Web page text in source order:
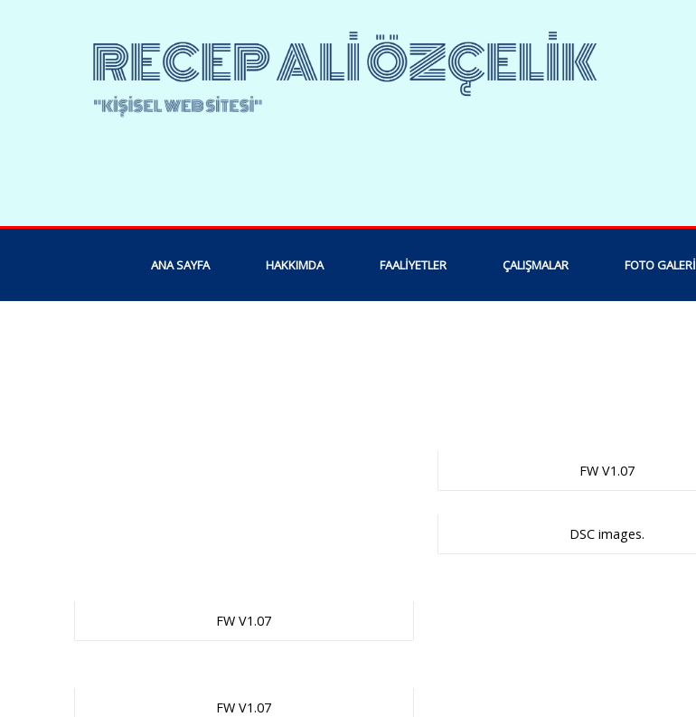
ANA SAYFA HAKKIMDA FAALIYETLER ÇALIŞMALAR FOTO GALERI
FW V1.07
DSC images.
FW V1.07
FW V1.07